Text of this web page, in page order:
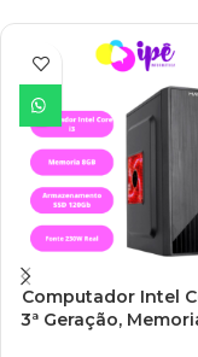
Computador Intel
3ª Geração,